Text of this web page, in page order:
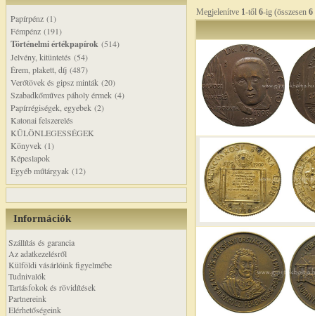
Papírpénz (1)
Fémpénz (191)
Történelmi értékpapírok (514)
Jelvény, kitüntetés (54)
Érem, plakett, díj (487)
Verőtövek és gipsz minták (20)
Szabadkőműves páholy érmek (4)
Papírrégiségek, egyebek (2)
Katonai felszerelés
KÜLÖNLEGESSÉGEK
Könyvek (1)
Képeslapok
Egyéb műtárgyak (12)
Információk
Szállítás és garancia
Az adatkezelésről
Külföldi vásárlóink figyelmébe
Tudnivalók
Tartásfokok és rövidítések
Partnereink
Elérhetőségeink
Megjelenítve 1-től 6-ig (összesen 6